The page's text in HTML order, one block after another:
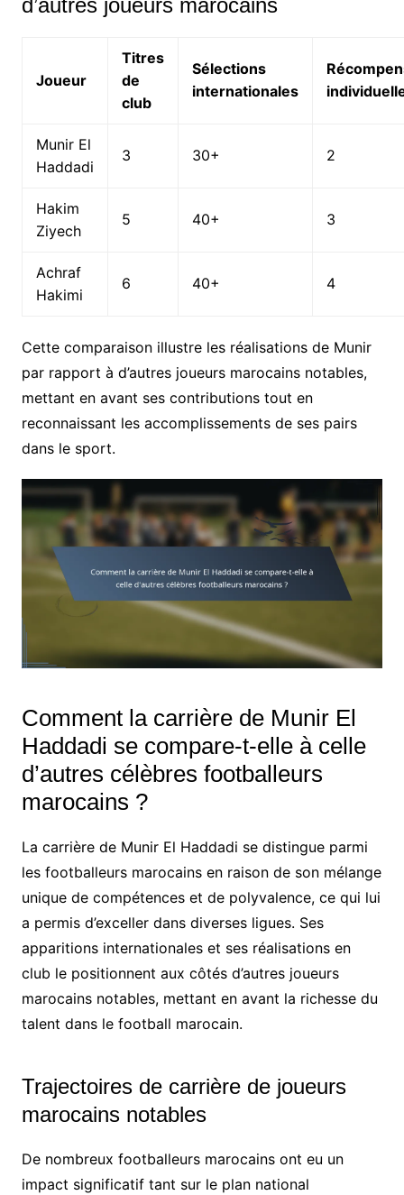
d’autres joueurs marocains
Joueur
Titres
de
club
Sélections
internationales
Munir El
Haddadi
3 30+ 2
Hakim
Ziyech
5 40+ 3
Achraf
Hakimi
6 40+ 4
Cette comparaison illustre les réalisations de Munir
par rapport à d’autres joueurs marocains notables,
mettant en avant ses contributions tout en
reconnaissant les accomplissements de ses pairs
dans le sport.
Comment la carrière de Munir El
Haddadi se compare-t-elle à celle
d’autres célèbres footballeurs
marocains ?
La carrière de Munir El Haddadi se distingue parmi
les footballeurs marocains en raison de son mélange
unique de compétences et de polyvalence, ce qui lui
a permis d’exceller dans diverses ligues. Ses
apparitions internationales et ses réalisations en
club le positionnent aux côtés d’autres joueurs
marocains notables, mettant en avant la richesse du
talent dans le football marocain.
Trajectoires de carrière de joueurs
marocains notables
De nombreux footballeurs marocains ont eu un
impact significatif tant sur le plan national